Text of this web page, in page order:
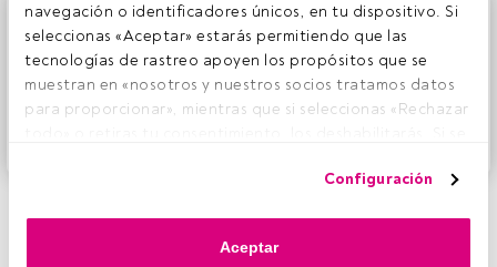
navegación o identificadores únicos, en tu dispositivo. Si
seleccionas «Aceptar» estarás permitiendo que las
tecnologías de rastreo apoyen los propósitos que se
muestran en «nosotros y nuestros socios tratamos datos
para proporcionar», mientras que si seleccionas «Rechazar
anuncios que ves podrían dejar de ser relevantes para ti.
momento haciendo clic en el enlace «Preferencias de
Configuración
Aceptar
Este es un artículo exclusivo para los usuarios registrados
de FundsPeople. Si ya estás registrado, accede desde el
botón Login. Si aún no tienes cuenta, te invitamos a
registrarte y disfrutar de todo el universo que ofrece
FundsPeople.